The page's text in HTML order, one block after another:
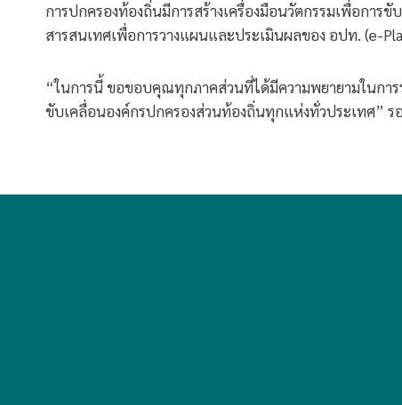
การปกครองท้องถิ่นมีการสร้างเครื่องมือนวัตกรรมเพื่อกา
สารสนเทศเพื่อการวางแผนและประเมินผลของ อปท. (e-
“ในการนี้ ขอขอบคุณทุกภาคส่วนที่ได้มีความพยายามในกา
ขับเคลื่อนองค์กรปกครองส่วนท้องถิ่นทุกแห่งทั่วประเทศ” ร